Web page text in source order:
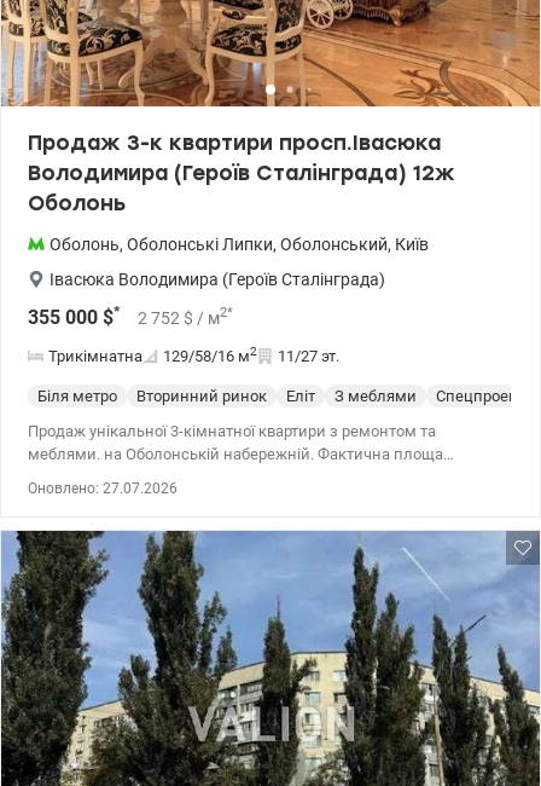
Продаж 3-к квартири просп.Івасюка
Володимира (Героїв Сталінграда) 12ж
Оболонь
Оболонь, Оболонські Липки, Оболонський, Київ
Івасюка Володимира (Героїв Сталінграда)
355 000 $* 2 752 $ / м2*
Трикімнатна 129/58/16 м2 11/27 эт.
Біля метро Вторинний ринок Еліт З меблями
Спецпроект
Продаж унікальної 3-кімнатної квартири з ремонтом та
меблями. на Оболонській набережній. Фактична площа
— ідеальне місце для вечерь та прийому гостей. До квартири
пропонується паркомісце в підземному паркінгу (окремий
закритий бокс). Всі вікна квартири виходять на набережну,дуже
розвинена інфраструктура поряд. 044 200 10 80 Valion.ua/1142875
Оновлено: 27.07.2026